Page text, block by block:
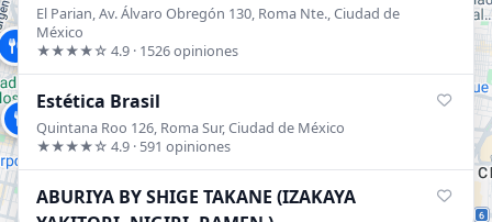
El Parian, Av. Álvaro Obregón 130, Roma Nte., Ciudad de
México
★★★★☆ 4.9 · 1526 opiniones
Estética Brasil
Quintana Roo 126, Roma Sur, Ciudad de México
★★★★☆ 4.9 · 591 opiniones
ABURIYA BY SHIGE TAKANE (IZAKAYA